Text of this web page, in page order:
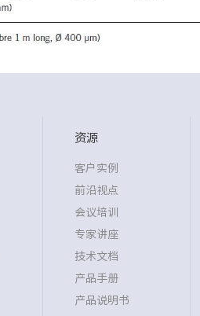
资源
客户实例
前沿视点
会议培训
专家讲座
技术文档
产品手册
产品说明书